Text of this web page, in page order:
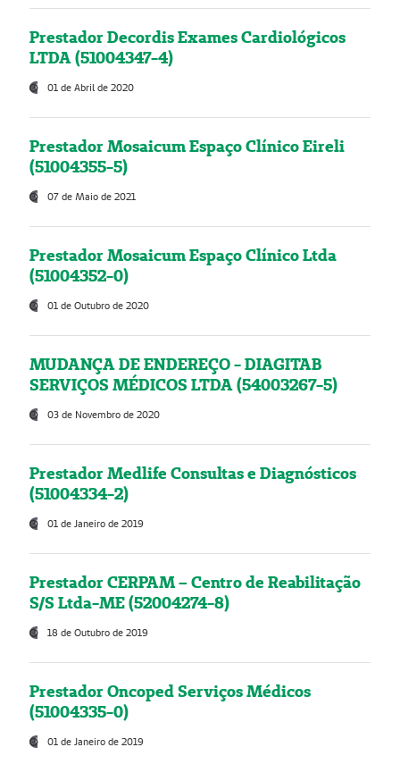
Prestador Decordis Exames Cardiológicos
LTDA (51004347-4)
01 de Abril de 2020
Prestador Mosaicum Espaço Clínico Eireli
(51004355-5)
07 de Maio de 2021
Prestador Mosaicum Espaço Clínico Ltda
(51004352-0)
01 de Outubro de 2020
MUDANÇA DE ENDEREÇO - DIAGITAB
SERVIÇOS MÉDICOS LTDA (54003267-5)
03 de Novembro de 2020
Prestador Medlife Consultas e Diagnósticos
(51004334-2)
01 de Janeiro de 2019
Prestador CERPAM – Centro de Reabilitação
S/S Ltda-ME (52004274-8)
18 de Outubro de 2019
Prestador Oncoped Serviços Médicos
(51004335-0)
01 de Janeiro de 2019